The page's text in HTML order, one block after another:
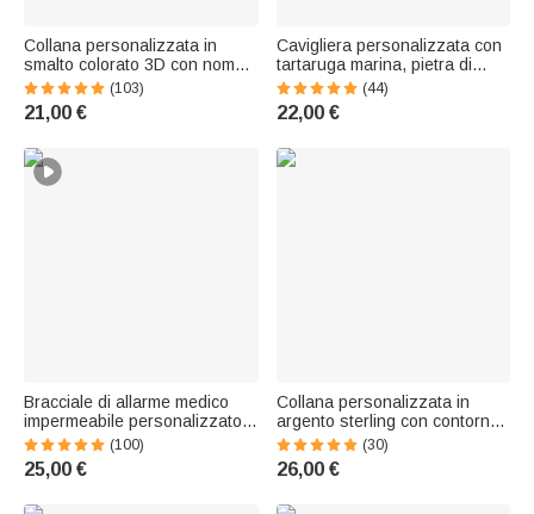
Collana personalizzata in
smalto colorato 3D con nome
in lettere a bolla, gioiello
minimalista - Regalo per festa
della mamma per donne
(103)
21,00 €
Cavigliera personalizzata con
tartaruga marina, pietra di
nascita e nome, accessorio
per chi ama andare in spiaggia
- Regalo di compleanno per
(44)
22,00 €
Bracciale di allarme medico
impermeabile personalizzato
con info di emergenza incisa e
cinturino magnetico - Regalo
per pazienti
(100)
25,00 €
Collana personalizzata in
argento sterling con contorno
di cuore di zircone, 1-8 pietre
di nascita e nomi incisi Regalo
di compleanno per la festa
(30)
26,00 €